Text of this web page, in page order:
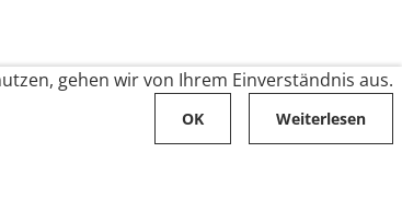
gehen wir von Ihrem Einverständnis aus.
OK Weiterlesen